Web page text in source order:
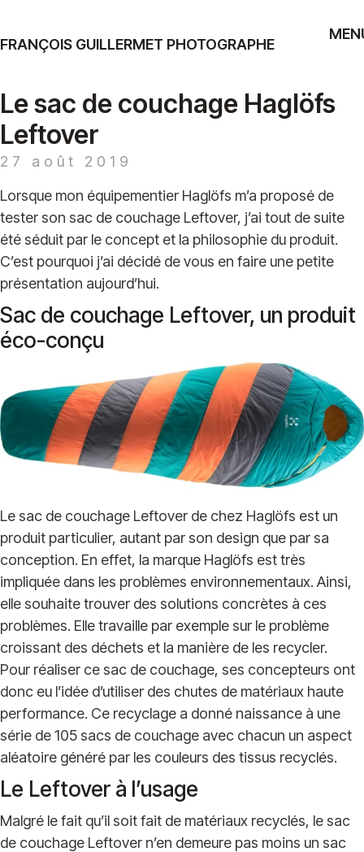
FRANÇOIS GUILLERMET PHOTOGRAPHE
Le sac de couchage Haglöfs
Leftover
27 août 2019
Lorsque mon équipementier Haglöfs m’a proposé de
tester son sac de couchage Leftover, j’ai tout de suite
été séduit par le concept et la philosophie du produit.
C’est pourquoi j’ai décidé de vous en faire une petite
présentation aujourd’hui.
Sac de couchage Leftover, un produit
éco-conçu
Le sac de couchage Leftover de chez Haglöfs est un
produit particulier, autant par son design que par sa
conception. En effet, la marque Haglöfs est très
impliquée dans les problèmes environnementaux. Ainsi,
elle souhaite trouver des solutions concrètes à ces
problèmes. Elle travaille par exemple sur le problème
croissant des déchets et la manière de les recycler.
Pour réaliser ce sac de couchage, ses concepteurs ont
donc eu l’idée d’utiliser des chutes de matériaux haute
performance. Ce recyclage a donné naissance à une
série de 105 sacs de couchage avec chacun un aspect
aléatoire généré par les couleurs des tissus recyclés.
Le Leftover à l’usage
Malgré le fait qu’il soit fait de matériaux recyclés, le sac
de couchage Leftover n’en demeure pas moins un sac